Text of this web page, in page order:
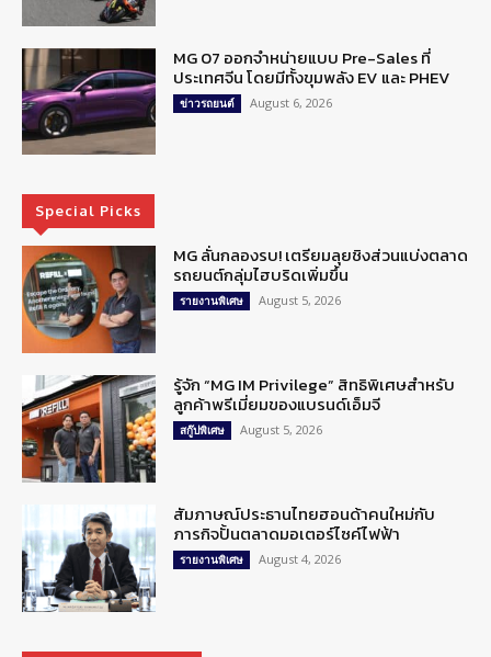
MG 07 ออกจำหน่ายแบบ Pre-Sales ที่
ประเทศจีน โดยมีทั้งขุมพลัง EV และ PHEV
ข่าวรถยนต์ August 6, 2026
Special Picks
MG ลั่นกลองรบ! เตรียมลุยชิงส่วนแบ่งตลาด
รถยนต์กลุ่มไฮบริดเพิ่มขึ้น
รายงานพิเศษ August 5, 2026
รู้จัก “MG IM Privilege” สิทธิพิเศษสำหรับ
ลูกค้าพรีเมี่ยมของแบรนด์เอ็มจี
สกู๊ปพิเศษ August 5, 2026
สัมภาษณ์ประธานไทยฮอนด้าคนใหม่กับ
ภารกิจปั้นตลาดมอเตอร์ไซค์ไฟฟ้า
รายงานพิเศษ August 4, 2026